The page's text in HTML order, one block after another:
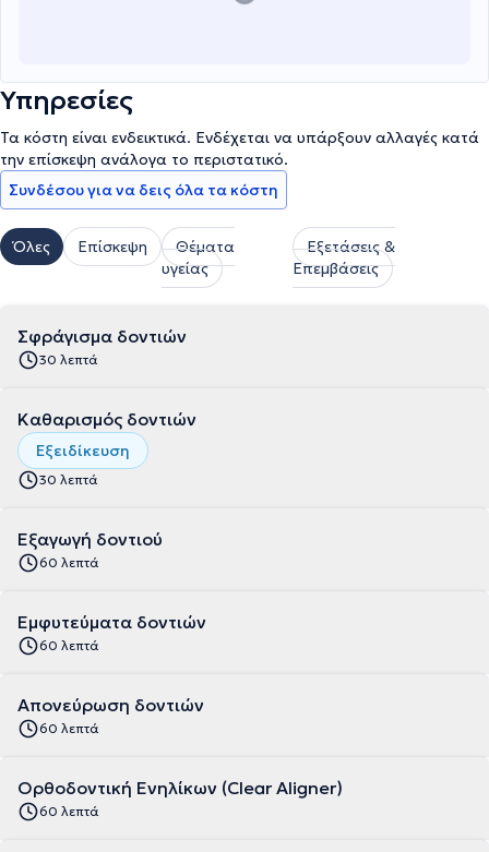
Υπηρεσίες
Τα κόστη είναι ενδεικτικά. Ενδέχεται να υπάρξουν αλλαγές κατά
την επίσκεψη ανάλογα το περιστατικό.
Συνδέσου για να δεις όλα τα κόστη
Όλες Επίσκεψη
Θέματα
υγείας
Εξετάσεις &
Επεμβάσεις
Σφράγισμα δοντιών
30 λεπτά
Καθαρισμός δοντιών
Εξειδίκευση
30 λεπτά
Εξαγωγή δοντιού
60 λεπτά
Εμφυτεύματα δοντιών
60 λεπτά
Απονεύρωση δοντιών
60 λεπτά
Ορθοδοντική Ενηλίκων (Clear Aligner)
60 λεπτά